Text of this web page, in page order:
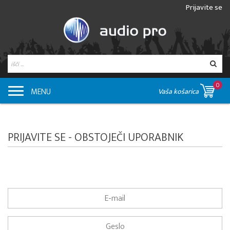
Prijavite se
MENU Vaša košarica
0
PRIJAVITE SE - OBSTOJEČI UPORABNIK